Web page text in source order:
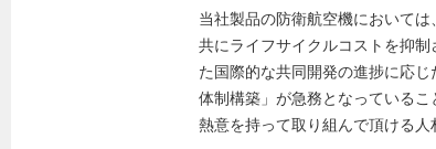
当社製品の防衛航空機において
共にライフサイクルコストを抑
た国際的な共同開発の進捗に応
体制構築」が急務となっている
熱意を持って取り組んで頂ける人